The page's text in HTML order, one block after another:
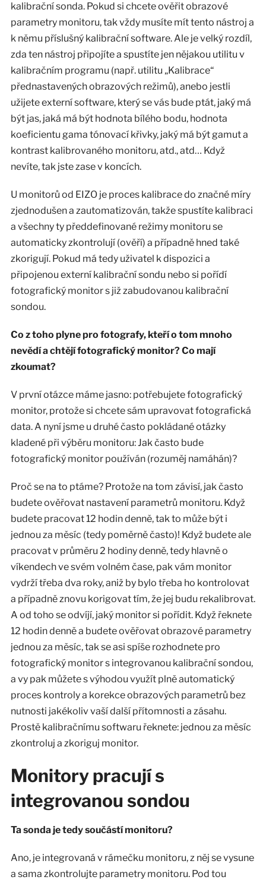
kalibrační sonda. Pokud si chcete ověřit obrazové
parametry monitoru, tak vždy musíte mít tento nástroj a
k němu příslušný kalibrační software. Ale je velký rozdíl,
zda ten nástroj připojíte a spustíte jen nějakou utilitu v
kalibračním programu (např. utilitu „Kalibrace“
přednastavených obrazových režimů), anebo jestli
užijete externí software, který se vás bude ptát, jaký má
být jas, jaká má být hodnota bílého bodu, hodnota
koeficientu gama tónovací křivky, jaký má být gamut a
kontrast kalibrovaného monitoru, atd., atd… Když
nevíte, tak jste zase v koncích.
U monitorů od EIZO je proces kalibrace do značné míry
zjednodušen a zautomatizován, takže spustíte kalibraci
a všechny ty předdefinované režimy monitoru se
automaticky zkontrolují (ověří) a případně hned také
zkorigují. Pokud má tedy uživatel k dispozici a
připojenou externí kalibrační sondu nebo si pořídí
fotografický monitor s již zabudovanou kalibrační
sondou.
Co z toho plyne pro fotografy, kteří o tom mnoho
nevědí a chtějí fotografický monitor? Co mají
zkoumat?
V první otázce máme jasno: potřebujete fotografický
monitor, protože si chcete sám upravovat fotografická
data. A nyní jsme u druhé často pokládané otázky
kladené při výběru monitoru: Jak často bude
fotografický monitor používán (rozuměj namáhán)?
Proč se na to ptáme? Protože na tom závisí, jak často
budete ověřovat nastavení parametrů monitoru. Když
budete pracovat 12 hodin denně, tak to může být i
jednou za měsíc (tedy poměrně často)! Když budete ale
pracovat v průměru 2 hodiny denně, tedy hlavně o
víkendech ve svém volném čase, pak vám monitor
vydrží třeba dva roky, aniž by bylo třeba ho kontrolovat
a případně znovu korigovat tím, že jej budu rekalibrovat.
A od toho se odvíjí, jaký monitor si pořídit. Když řeknete
12 hodin denně a budete ověřovat obrazové parametry
jednou za měsíc, tak se asi spíše rozhodnete pro
fotografický monitor s integrovanou kalibrační sondou,
a vy pak můžete s výhodou využít plně automatický
proces kontroly a korekce obrazových parametrů bez
nutnosti jakékoliv vaší další přítomnosti a zásahu.
Prostě kalibračnímu softwaru řeknete: jednou za měsíc
zkontroluj a zkoriguj monitor.
Monitory pracují s
integrovanou sondou
Ta sonda je tedy součástí monitoru?
Ano, je integrovaná v rámečku monitoru, z něj se vysune
a sama zkontrolujte parametry monitoru. Pod tou